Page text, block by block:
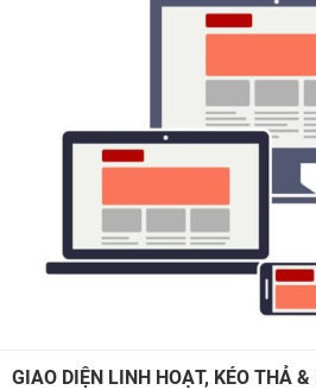
GIAO DIỆN LINH HOẠT, KÉO THẢ &